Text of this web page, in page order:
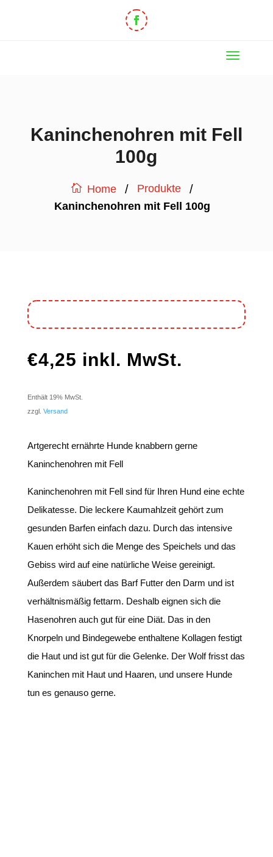
Kaninchenohren mit Fell
100g
Home / Produkte /
Kaninchenohren mit Fell 100g
€4,25 inkl. MwSt.
Enthält 19% MwSt.
zzgl. Versand
Artgerecht ernährte Hunde knabbern gerne
Kaninchenohren mit Fell
Kaninchenohren mit Fell sind für Ihren Hund eine echte
Delikatesse. Die leckere Kaumahlzeit gehört zum
gesunden Barfen einfach dazu. Durch das intensive
Kauen erhöht sich die Menge des Speichels und das
Gebiss wird auf eine natürliche Weise gereinigt.
Außerdem säubert das Barf Futter den Darm und ist
verhältnismäßig fettarm. Deshalb eignen sich die
Hasenohren auch gut für eine Diät. Das in den
Knorpeln und Bindegewebe enthaltene Kollagen festigt
die Haut und ist gut für die Gelenke. Der Wolf frisst das
Kaninchen mit Haut und Haaren, und unsere Hunde
tun es genauso gerne.